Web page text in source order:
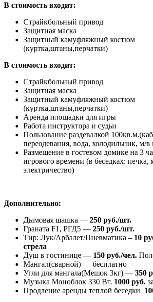
В стоимость входит:
Страйкбольный привод
Защитная маска
Защитный камуфляжный костюм
(куртка,штаны,перчатки)
В стоимость входит:
Страйкбольный привод
Защитная маска
Защитный камуфляжный костюм
(куртка,штаны,перчатки)
Аренда площадки для игры
Работа инструктора и судьи
Пользование раздевалкой
переодевания, вода, холодильник, м/в
Размещение в гостевом домике на 3
игрового времени (в беседках: печка,
электричество)
Дополнительно:
Дымовая шашка — 250 руб./шт.
Граната F1, РГД5 — 250 руб./шт.
Тир: Лук/Арбалет/Пневматика – 10
стрела
Душ в гостинице — 150 руб./чел.
Мангал(сварной) — бесплатно
Угли для мангала(Мешок 3кг) — 350
Музыка Моноблок 330 Вт. 1000 руб.
Продление аренды теплой беседки